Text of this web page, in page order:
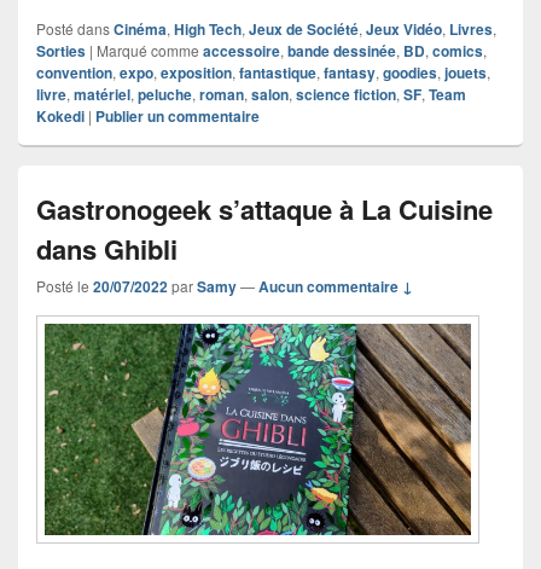
Posté dansCinéma, High Tech, Jeux de Société, Jeux Vidéo, Livres,
Sorties | Marqué comme accessoire, bande dessinée, BD, comics,
convention, expo, exposition, fantastique, fantasy, goodies, jouets,
livre, matériel, peluche, roman, salon, science fiction, SF, Team
Kokedi | Publier un commentaire
Gastronogeek s’attaque à La Cuisine
dans Ghibli
Posté le 20/07/2022 parSamy—Aucun commentaire ↓